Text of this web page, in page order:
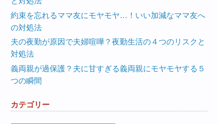
約束を忘れるママ友にモヤモヤ…！いい加減なママ友へ
の対処法
夫の夜勤が原因で夫婦喧嘩？夜勤生活の４つのリスクと
対処法
義両親が過保護？夫に甘すぎる義両親にモヤモヤする５
つの瞬間
カテゴリー